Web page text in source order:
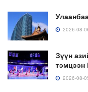
2026-08-
Зүүн
тэмцээн
2026-08-